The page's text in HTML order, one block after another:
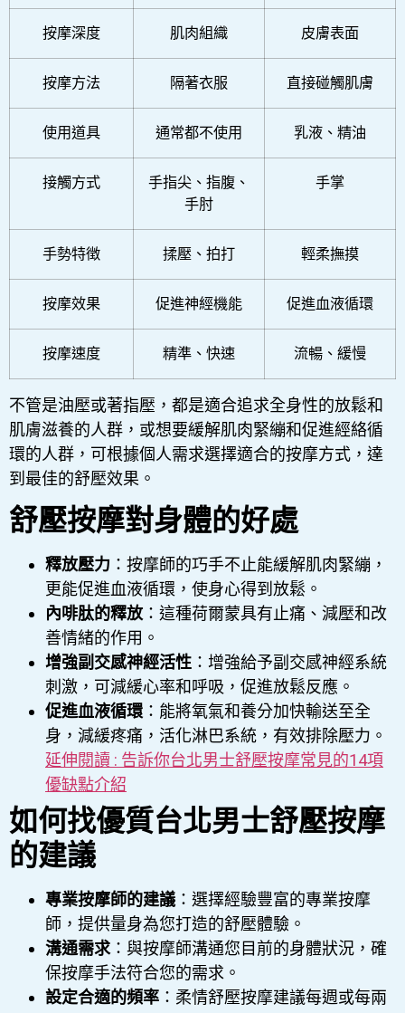
按摩深度 肌肉組織 皮膚表面
按摩方法 隔著衣服 直接碰觸肌膚
使用道具 通常都不使用 乳液、精油
接觸方式
手指尖、指腹、
手肘
手掌
手勢特徴 揉壓、拍打 輕柔撫摸
按摩效果 促進神經機能 促進血液循環
按摩速度 精準、快速 流暢、緩慢
不管是油壓或著指壓，都是適合追求全身性的放鬆和
肌膚滋養的人群，或想要緩解肌肉緊繃和促進經絡循
環的人群，可根據個人需求選擇適合的按摩方式，達
到最佳的舒壓效果。
舒壓按摩對身體的好處
釋放壓力 ：按摩師的巧手不止能緩解肌肉緊繃，
更能促進血液循環，使身心得到放鬆。
內啡肽的釋放：這種荷爾蒙具有止痛、減壓和改
善情緒的作用。
增強副交感神經活性 ：增強給予副交感神經系統
刺激，可減緩心率和呼吸，促進放鬆反應。
促進血液循環：能將氧氣和養分加快輸送至全
身，減緩疼痛，活化淋巴系統，有效排除壓力。
延伸閱讀 : 告訴你台北男士舒壓按摩常見的14項
優缺點介紹
如何找優質台北男士舒壓按摩
的建議
專業按摩師的建議：選擇經驗豐富的專業按摩
師，提供量身為您打造的舒壓體驗。
溝通需求：與按摩師溝通您目前的身體狀況，確
保按摩手法符合您的需求。
設定合適的頻率 ：柔情舒壓按摩建議每週或每兩